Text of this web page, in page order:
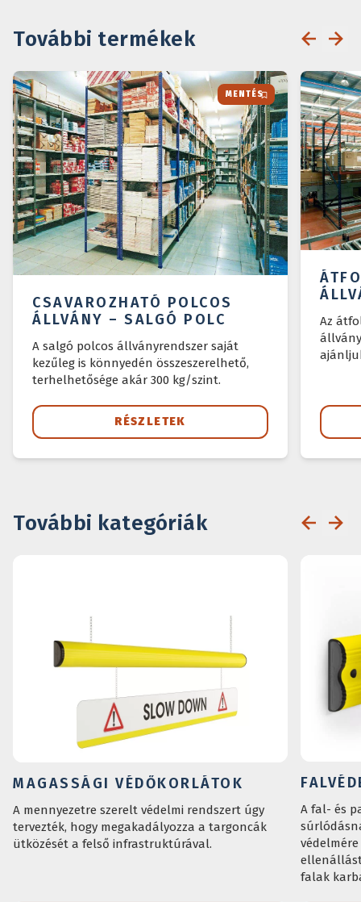
További termékek
MENTÉS
CSAVAROZHATÓ POLCOS
ÁLLVÁNY – SALGÓ POLC
A salgó polcos állványrendszer saját
kezűleg is könnyedén összeszerelhető,
terhelhetősége akár 300 kg/szint.
RÉSZLETEK
Az
További kategóriák
MAGASSÁGI VÉDŐKORLÁTOK
A mennyezetre szerelt védelmi rendszert úgy
tervezték, hogy megakadályozza a targoncák
ütközését a felső infrastruktúrával.
A fal- és
falak